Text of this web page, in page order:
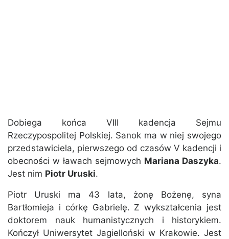
Dobiega końca VIII kadencja Sejmu
Rzeczypospolitej Polskiej. Sanok ma w niej swojego
przedstawiciela, pierwszego od czasów V kadencji i
obecności w ławach sejmowych Mariana Daszyka.
Jest nim Piotr Uruski.
Piotr Uruski ma 43 lata, żonę Bożenę, syna
Bartłomieja i córkę Gabrielę. Z wykształcenia jest
doktorem nauk humanistycznych i historykiem.
Kończył Uniwersytet Jagielloński w Krakowie. Jest